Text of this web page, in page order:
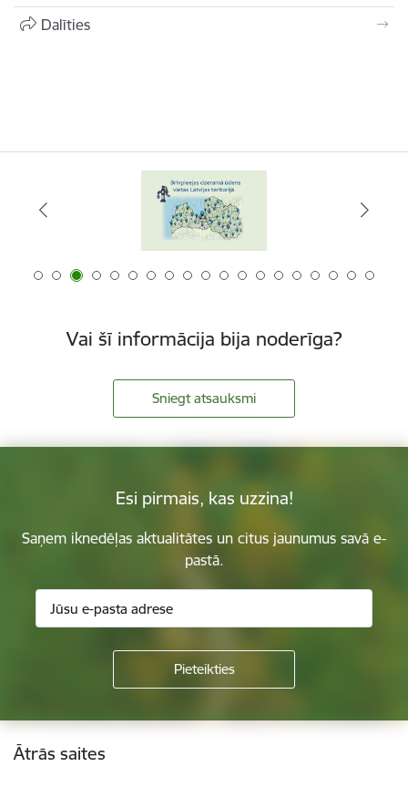
Dalīties
Vai šī informācija bija noderīga?
Sniegt atsauksmi
Esi pirmais, kas uzzina!
Saņem iknedēļas aktualitātes un citus jaunumus savā e-
pastā.
Kājene
Ātrās saites